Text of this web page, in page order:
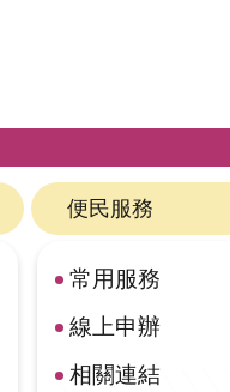
便民服務
常用服務
線上申辦
相關連結